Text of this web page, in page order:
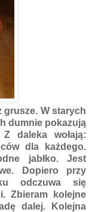
grusze. W starych
dumnie pokazują
daleka wołają:
dla każdego.
jabłko. Jest
Dopiero przy
odczuwa się
Zbieram kolejne
dalej. Kolejna